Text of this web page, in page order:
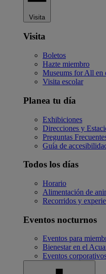
Visita
Visita
Boletos
Hazte miembro
Museums for All en
Visita escolar
Planea tu día
Exhibiciones
Direcciones y
Preguntas
Guía de
Todos los días
Horario
Alimentación de
Recorridos y
Eventos nocturnos
Eventos para
Bienestar en el
Eventos